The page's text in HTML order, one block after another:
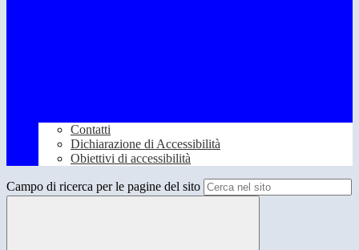
Contatti
Dichiarazione di Accessibilità
Obiettivi di accessibilità
Campo di ricerca per le pagine del sito